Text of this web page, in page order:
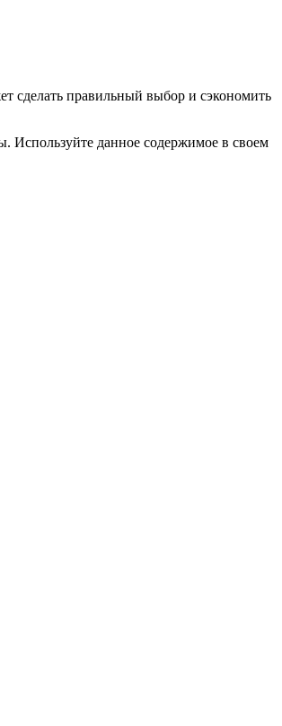
сделать правильный выбор и сэкономить
Используйте данное содержимое в своем